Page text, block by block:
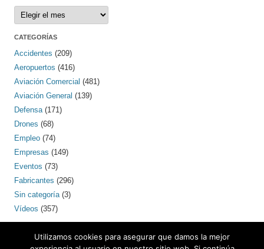
Archivos
CATEGORÍAS
Accidentes (209)
Aeropuertos (416)
Aviación Comercial (481)
Aviación General (139)
Defensa(171)
Drones (68)
Empleo (74)
Empresas (149)
Eventos (73)
Fabricantes (296)
Sin categoría(3)
Vídeos (357)
Utilizamos cookies para asegurar que damos la mejor